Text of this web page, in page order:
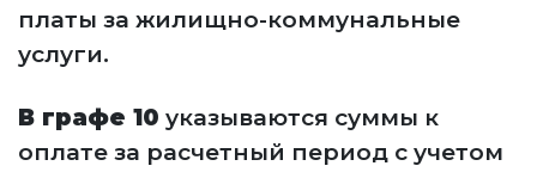
платы за жилищно-коммунальные
услуги.
В графе 10 указываются суммы к
оплате за расчетный период с учетом